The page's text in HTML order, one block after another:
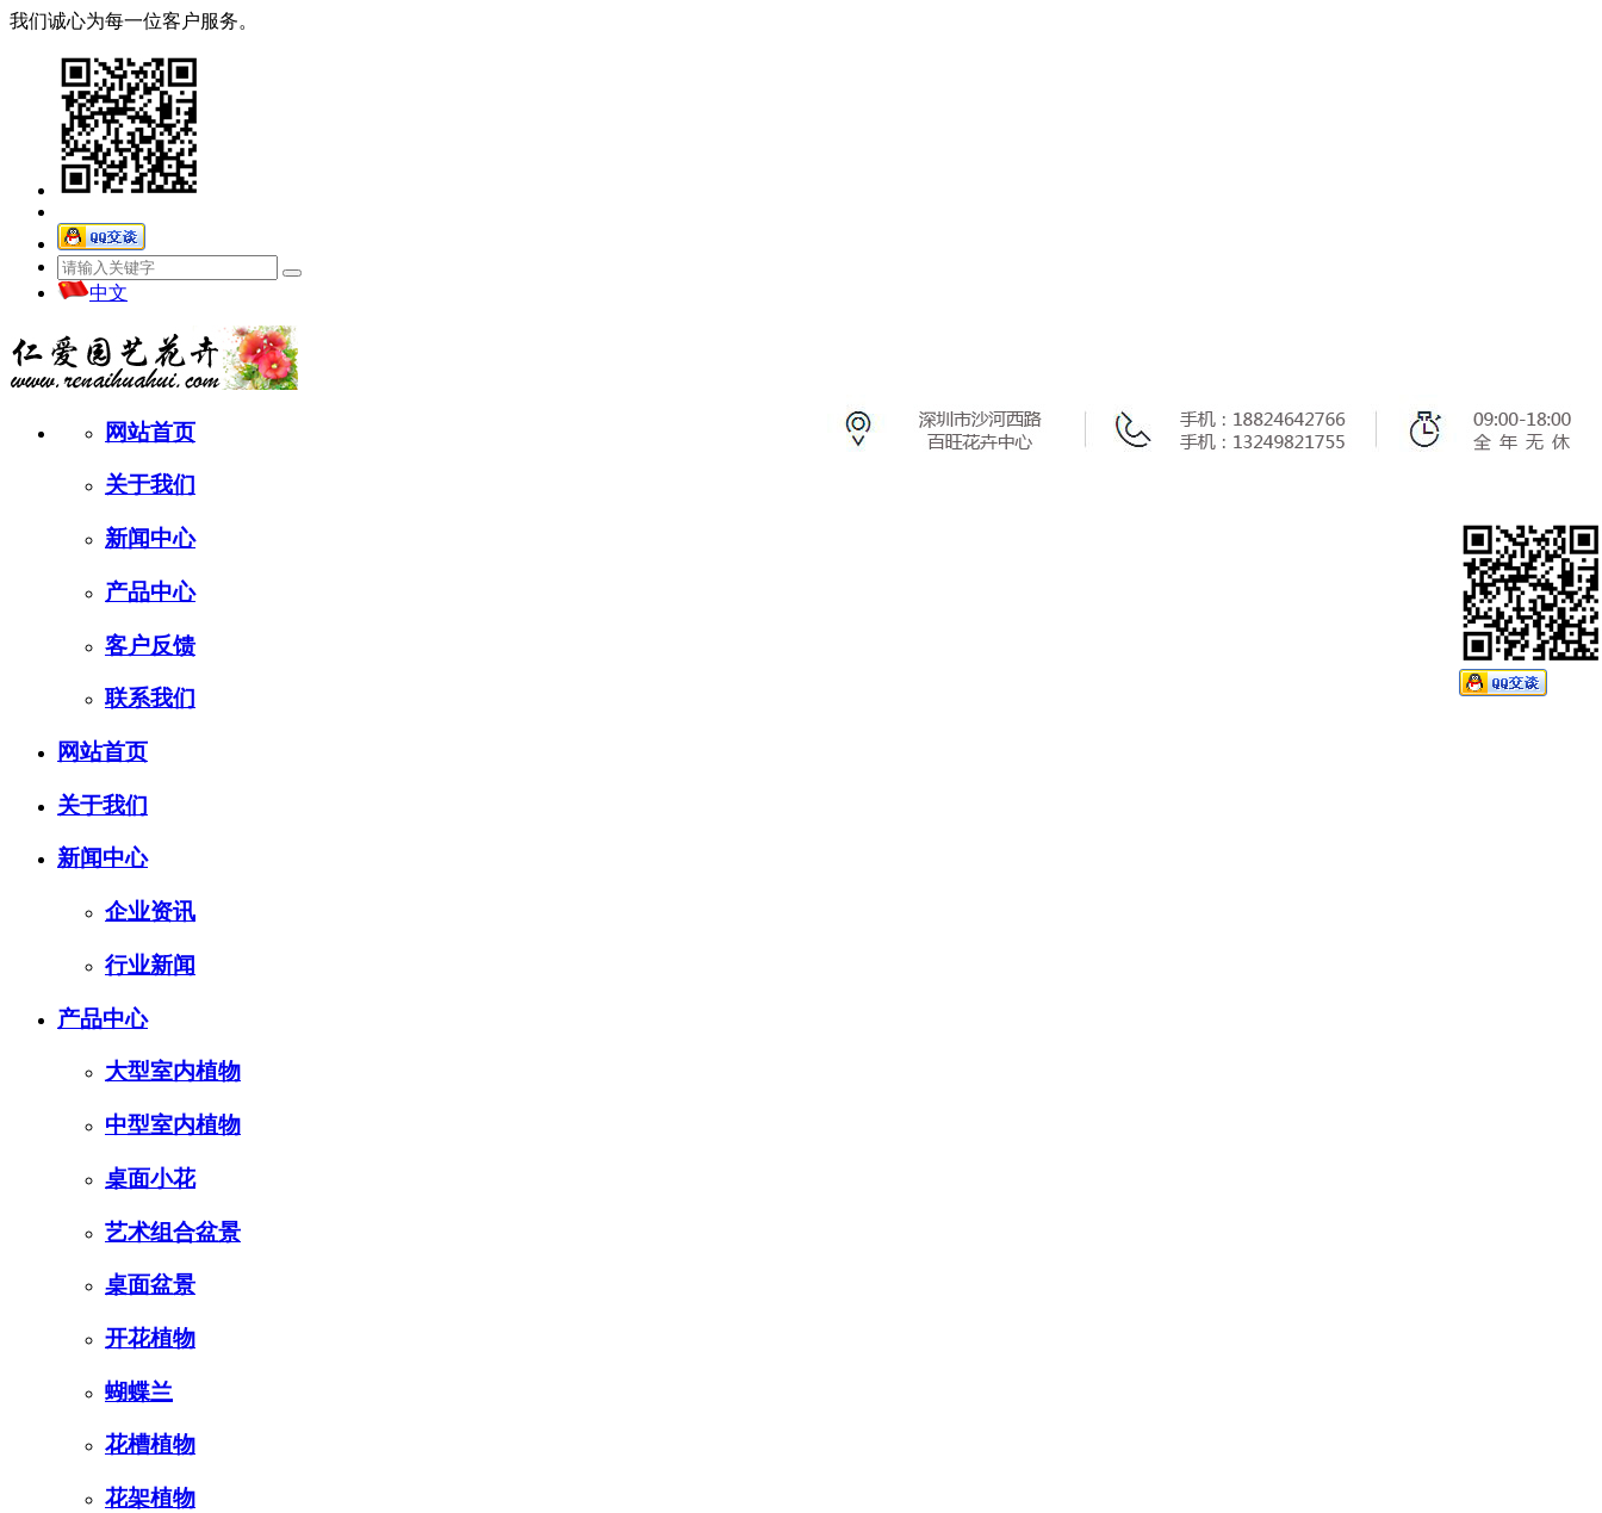
我们诚心为每一位客户服务。
中文
网站首页
关于我们
新闻中心
产品中心
客户反馈
联系我们
网站首页
关于我们
新闻中心
企业资讯
行业新闻
产品中心
大型室内植物
中型室内植物
桌面小花
艺术组合盆景
桌面盆景
开花植物
蝴蝶兰
花槽植物
花架植物